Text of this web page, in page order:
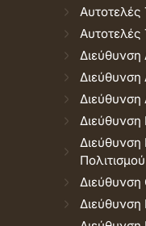
Αυτοτελές
Αυτοτελές
Διεύθυνση
Διεύθυνση
Διεύθυνση
Πολιτισμού
Διεύθυνση